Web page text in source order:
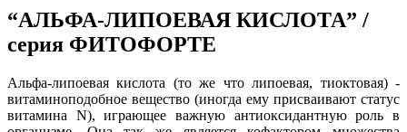
“АЛЬФА-ЛИПОЕВАЯ КИСЛОТА” /
серия ФИТОФОРТЕ
Альфа-липоевая кислота (то же что липоевая, тиоктовая) -
витаминоподобное вещество (иногда ему присваивают статус
витамина N), играющее важную антиоксидантную роль в